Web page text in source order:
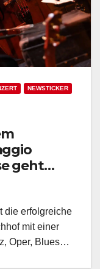
NEWSTICKER
geht
die erfolgreiche
mit einer
Oper, Blues…